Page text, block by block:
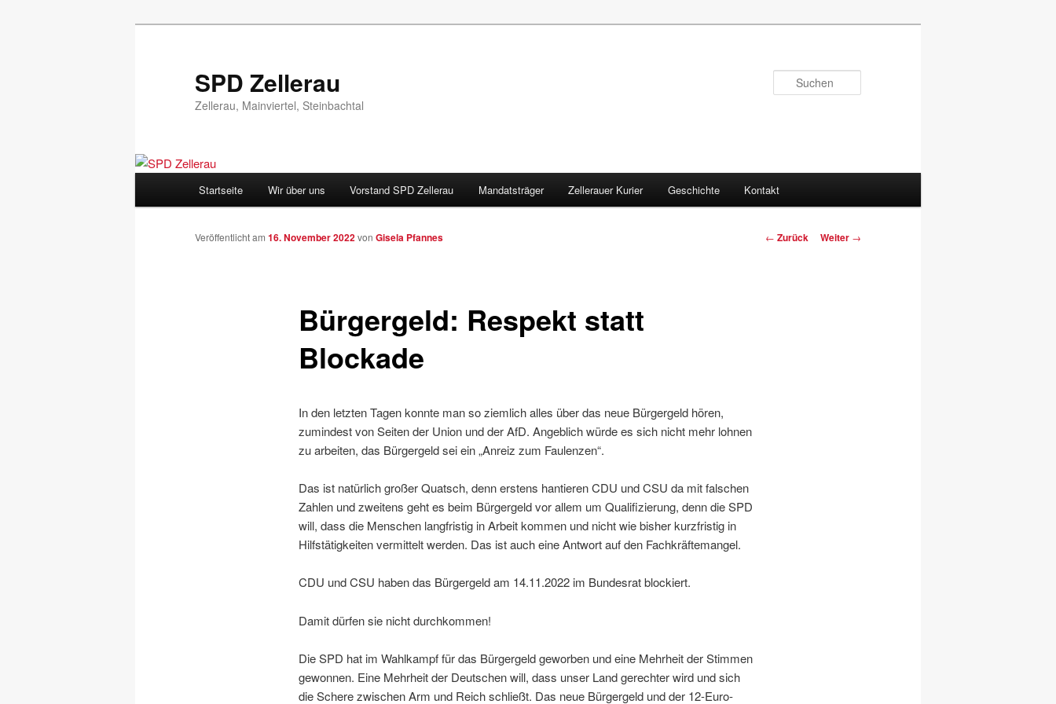
SPD Zellerau
Zellerau, Mainviertel, Steinbachtal
Startseite Wir über uns Vorstand SPD Zellerau Mandatsträger Zellerauer Kurier Geschichte Kontakt
Beitragsnavigation
← Zurück Weiter →
Bürgergeld: Respekt statt
Blockade
Veröffentlicht am 16. November 2022von Gisela Pfannes
In den letzten Tagen konnte man so ziemlich alles über das neue Bürgergeld hören,
zumindest von Seiten der Union und der AfD. Angeblich würde es sich nicht mehr lohnen
zu arbeiten, das Bürgergeld sei ein „Anreiz zum Faulenzen“.
Das ist natürlich großer Quatsch, denn erstens hantieren CDU und CSU da mit falschen
Zahlen und zweitens geht es beim Bürgergeld vor allem um Qualifizierung, denn die SPD
will, dass die Menschen langfristig in Arbeit kommen und nicht wie bisher kurzfristig in
Hilfstätigkeiten vermittelt werden. Das ist auch eine Antwort auf den Fachkräftemangel.
CDU und CSU haben das Bürgergeld am 14.11.2022 im Bundesrat blockiert.
Damit dürfen sie nicht durchkommen!
Die SPD hat im Wahlkampf für das Bürgergeld geworben und eine Mehrheit der Stimmen
gewonnen. Eine Mehrheit der Deutschen will, dass unser Land gerechter wird und sich
die Schere zwischen Arm und Reich schließt. Das neue Bürgergeld und der 12-Euro-